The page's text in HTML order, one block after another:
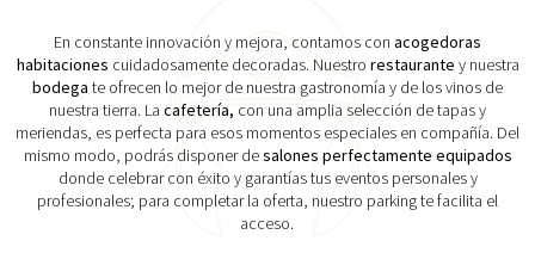
En constante innovación y mejora, contamos con acogedoras
habitaciones cuidadosamente decoradas. Nuestro restaurante y nuestra
bodega te ofrecen lo mejor de nuestra gastronomía y de los vinos de
nuestra tierra. La cafetería, con una amplia selección de tapas y
meriendas, es perfecta para esos momentos especiales en compañía. Del
mismo modo, podrás disponer desalones perfectamente equipados
donde celebrar con éxito y garantías tus eventos personales y
profesionales; para completar la oferta, nuestro parking te facilita el
acceso.